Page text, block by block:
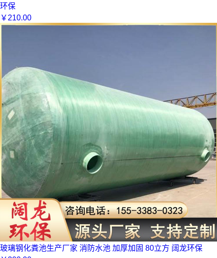
环保
￥ 210.00
玻璃钢化粪池生产厂家 消防水池 加厚加固 80立方 阔龙环保